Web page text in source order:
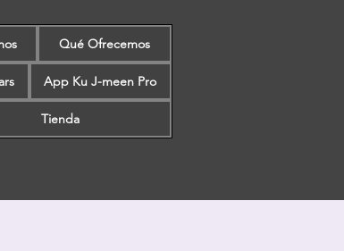
Qué Ofrecemos
App Ku J-meen Pro
Tienda